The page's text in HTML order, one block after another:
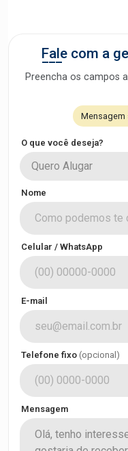
Fale com a
Preencha os campos
Mensagem
O que você deseja?
Quero Alugar
Nome
Celular / WhatsApp
E-mail
Telefone fixo (opcional)
Mensagem